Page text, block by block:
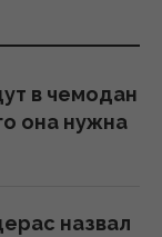
на
в чемодан
она нужна
назвал